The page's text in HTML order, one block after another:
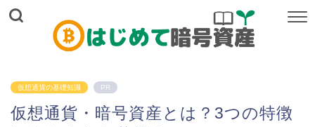
仮想通貨の基礎知識 PR
仮想通貨・暗号資産とは？3つの特徴